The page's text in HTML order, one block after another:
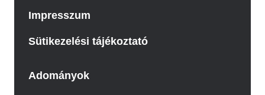
Impresszum
Sütikezelési tájékoztató
Adományok